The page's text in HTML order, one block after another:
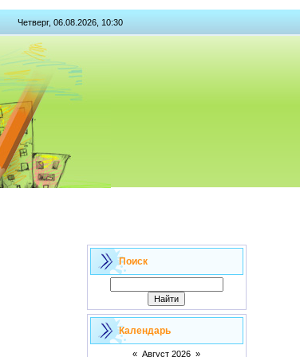
Четверг, 06.08.2026, 10:30
Поиск
Календарь
« Август 2026 »